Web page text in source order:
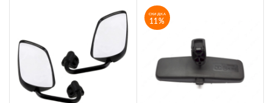
СКИДКА
11%